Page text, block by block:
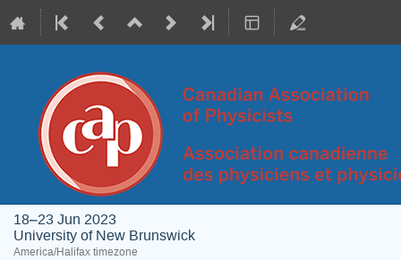
18–23 Jun 2023
University of New Brunswick
America/Halifax timezone